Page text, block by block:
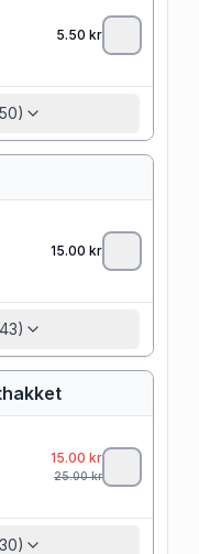
5.50 kr
15.00 kr
15.00 kr
25.00kr